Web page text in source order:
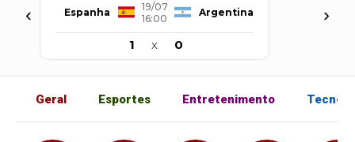
‹ Espanha
19/07
16:00
Argentina
1 x 0
›
Geral Esportes Entretenimento